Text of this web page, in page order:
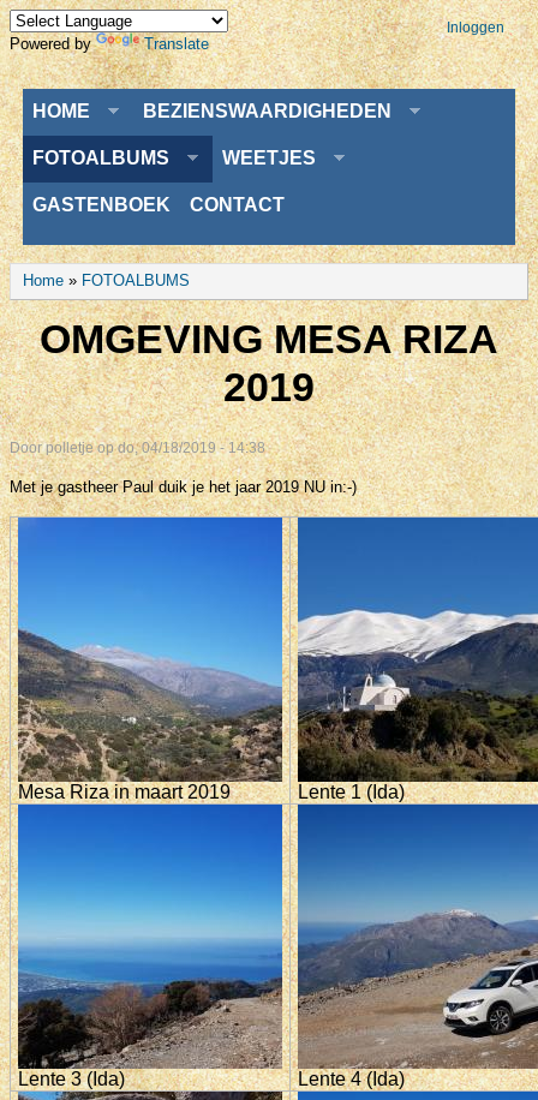
Inloggen
Powered by Translate
Menu
HOME BEZIENSWAARDIGHEDEN
FOTOALBUMS WEETJES
GASTENBOEK CONTACT
U bent hier
Home » FOTOALBUMS
OMGEVING MESA RIZA
2019
Doorpolletjeop do, 04/18/2019 - 14:38
Met je gastheer Paul duik je het jaar 2019 NU in:-)
Mesa Riza in maart 2019 Lente 1 (Ida)
Lente 3 (Ida) Lente 4 (Ida)